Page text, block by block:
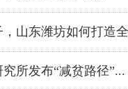
山东潍坊如何打造
所发布“减贫路径”...